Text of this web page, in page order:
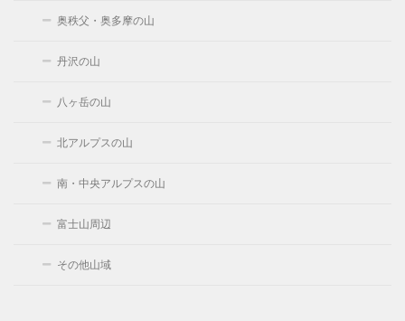
奥秩父・奥多摩の山
丹沢の山
八ヶ岳の山
北アルプスの山
南・中央アルプスの山
富士山周辺
その他山域